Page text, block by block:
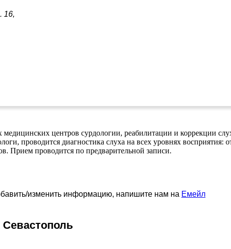
16,
центров сурдологии, реабилитации и коррекции
проводится диагностика слуха на всех уровнях
Прием проводится по предварительной записи.
изменить информацию, напишите нам на Емейл